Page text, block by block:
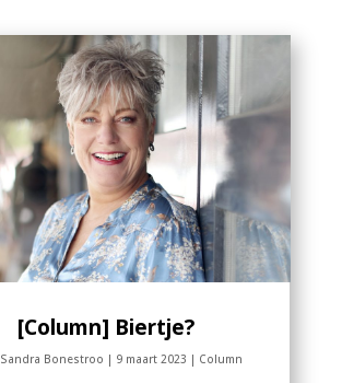
[Column] Biertje?
Sandra Bonestroo | 9 maart 2023 | Column